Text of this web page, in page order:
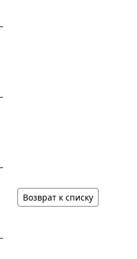
Возврат к списку